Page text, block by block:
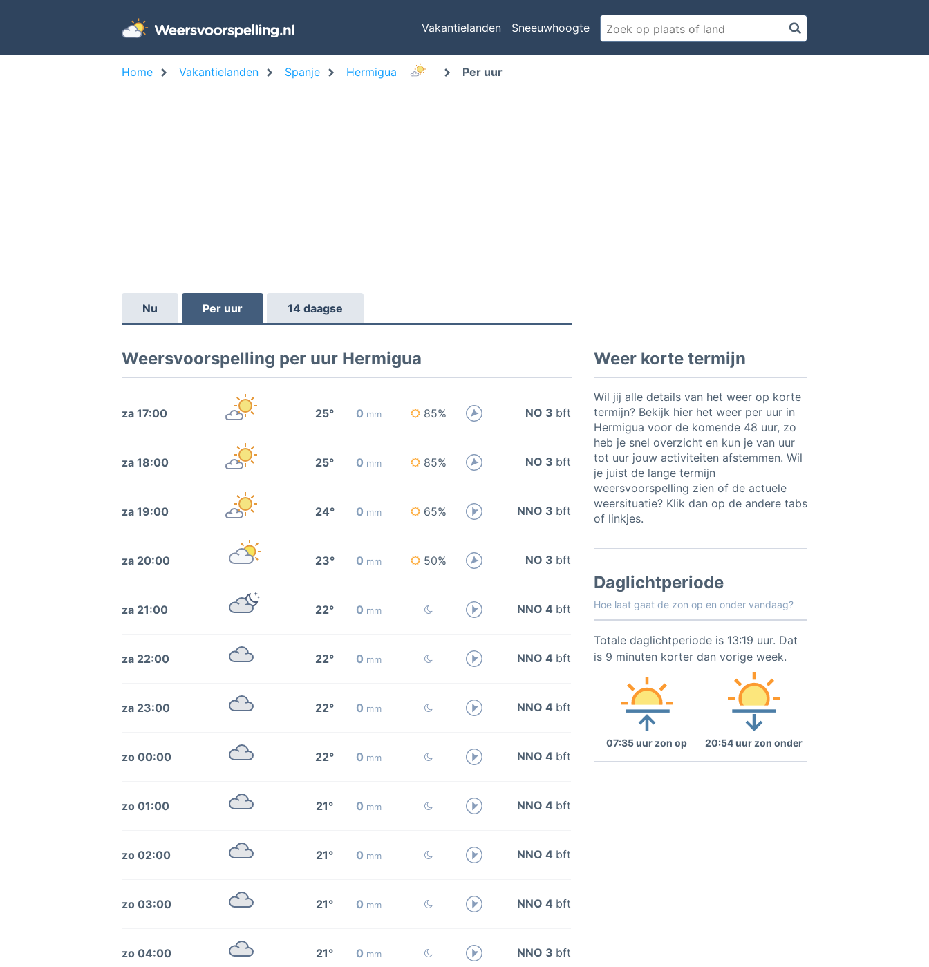
Vakantielanden Sneeuwhoogte
Home Vakantielanden Spanje Hermigua Per uur
Nu Per uur 14 daagse
Weersvoorspelling per uur Hermigua
za 17:00 25° 0 mm 85% NO 3 bft
za 18:00 25° 0 mm 85% NO 3 bft
za 19:00 24° 0 mm 65% NNO 3 bft
za 20:00 23° 0 mm 50% NO 3 bft
za 21:00 22° 0 mm NNO 4 bft
za 22:00 22° 0 mm NNO 4 bft
za 23:00 22° 0 mm NNO 4 bft
zo 00:00 22° 0 mm NNO 4 bft
zo 01:00 21° 0 mm NNO 4 bft
zo 02:00 21° 0 mm NNO 4 bft
zo 03:00 21° 0 mm NNO 4 bft
zo 04:00 21° 0 mm NNO 3 bft
Weer korte termijn
Wil jij alle details van het weer op korte
termijn? Bekijk hier het weer per uur in
Hermigua voor de komende 48 uur, zo
heb je snel overzicht en kun je van uur
tot uur jouw activiteiten afstemmen. Wil
je juist de lange termijn
weersvoorspelling zien of de actuele
weersituatie? Klik dan op de andere tabs
of linkjes.
Daglichtperiode
Hoe laat gaat de zon op en onder vandaag?
Totale daglichtperiode is 13:19 uur. Dat
is 9 minuten korter dan vorige week.
07:35 uur zon op 20:54 uur zon onder